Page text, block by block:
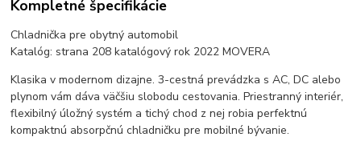
Kompletné špecifikácie
Chladnička pre obytný automobil
Katalóg: strana 208 katalógový rok 2022 MOVERA
Klasika v modernom dizajne. 3-cestná prevádzka s AC, DC alebo
plynom vám dáva väčšiu slobodu cestovania. Priestranný interiér,
flexibilný úložný systém a tichý chod z nej robia perfektnú
kompaktnú absorpčnú chladničku pre mobilné bývanie.